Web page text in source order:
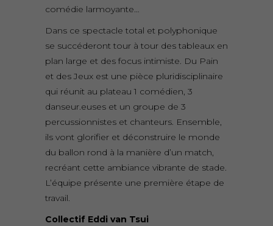
comédie larmoyante…
Dans ce spectacle total et polyphonique
se succéderont tour à tour des tableaux en
plan large et des focus intimiste. Du Pain
et des Jeux est une pièce pluridisciplinaire
qui réunit au plateau 1 comédien, 3
danseur.euses et un groupe de 3
percussionnistes et chanteurs. Ensemble,
ils vont glorifier et déconstruire le monde
du ballon rond à la manière d’un match,
recréant cette ambiance vibrante de stade.
L’équipe présente une première étape de
travail.
Collectif Eddi van Tsui